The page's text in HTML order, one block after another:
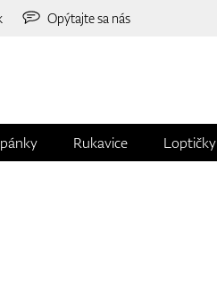
Opýtajte sa nás
Rukavice Loptičky